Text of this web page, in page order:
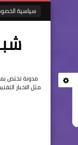
سياسية
مدونة تختص
مثل الاخبار